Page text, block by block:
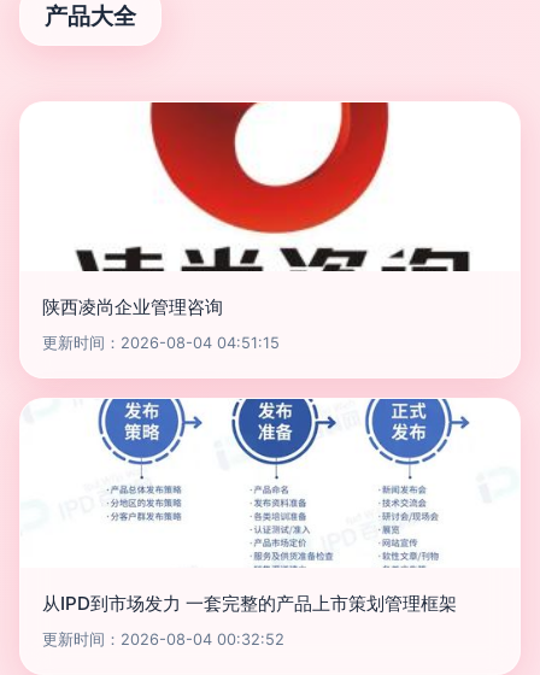
产品大全
陕西凌尚企业管理咨询
更新时间：2026-08-04 04:51:15
从IPD到市场发力 一套完整的产品上市策划管理框架
更新时间：2026-08-04 00:32:52